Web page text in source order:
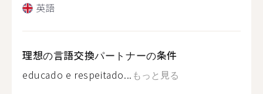
英語
理想の言語交換パートナーの条件
educado e respeitado... もっと見る